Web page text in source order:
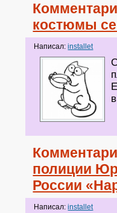
костюмы
Написал:installet
полиции
России
Написал:installet